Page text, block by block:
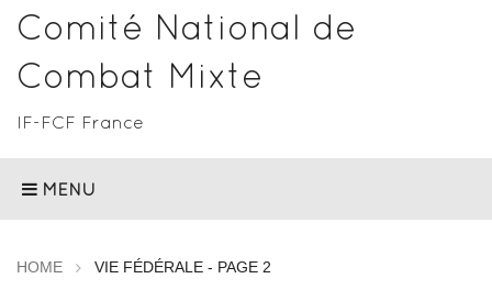
Comité National de
Combat Mixte
IF-FCF France
MENU
HOME VIE FÉDÉRALE - PAGE 2